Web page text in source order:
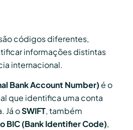
são códigos diferentes,
informações distintas
internacional.
Bank Account Number)é o
que identifica uma conta
Já oSWIFT, também
BIC (Bank Identifier Code),